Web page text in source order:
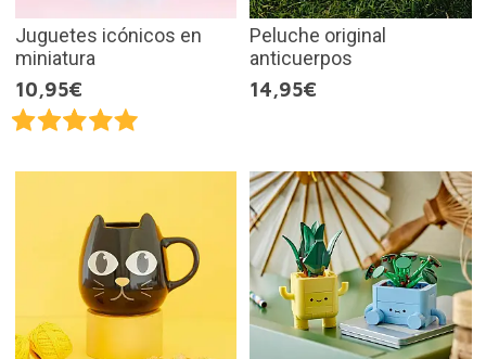
Juguetes icónicos en
miniatura
10,95€
Peluche original
anticuerpos
14,95€